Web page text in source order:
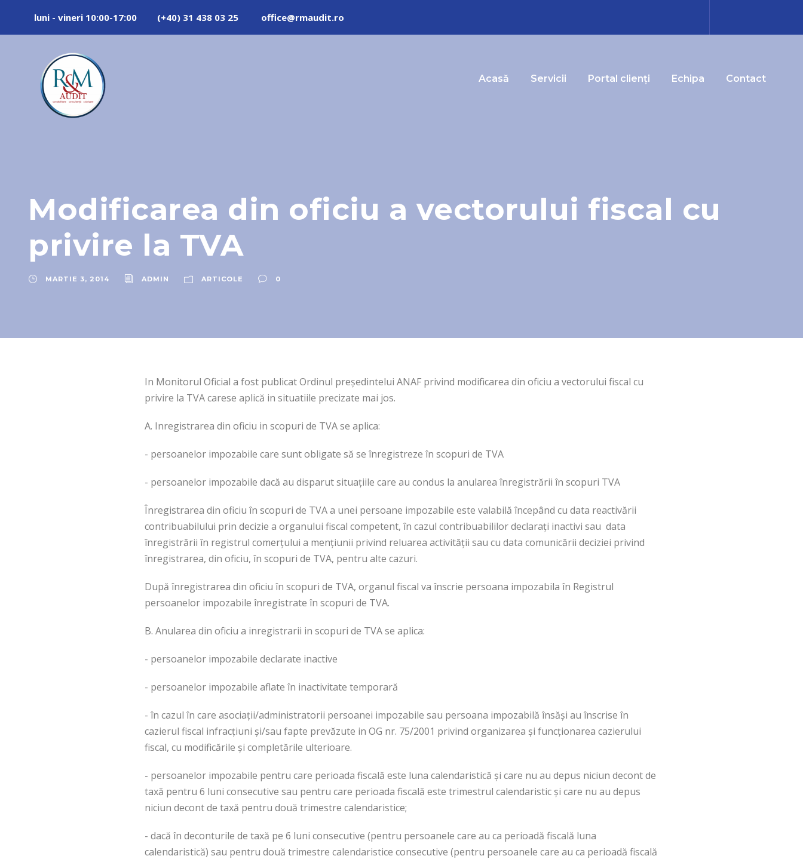
luni - vineri 10:00-17:00 (+40) 31 438 03 25 office@rmaudit.ro
Acasă Servicii Portal clienți Echipa Contact
Modificarea din oficiu a vectorului fiscal cu
privire la TVA
MARTIE 3, 2014 ADMIN ARTICOLE 0
In Monitorul Oficial a fost publicat Ordinul preşedintelui ANAF privind modificarea din oficiu a vectorului fiscal cu
privire la TVA carese aplică in situatiile precizate mai jos.
A. Inregistrarea din oficiu in scopuri de TVA se aplica:
- persoanelor impozabile care sunt obligate să se înregistreze în scopuri de TVA
- persoanelor impozabile dacă au disparut situaţiile care au condus la anularea înregistrării în scopuri TVA
Înregistrarea din oficiu în scopuri de TVA a unei persoane impozabile este valabilă începând cu data reactivării
contribuabilului prin decizie a organului fiscal competent, în cazul contribuabililor declaraţi inactivi sau data
înregistrării în registrul comerţului a menţiunii privind reluarea activităţii sau cu data comunicării deciziei privind
înregistrarea, din oficiu, în scopuri de TVA, pentru alte cazuri.
După înregistrarea din oficiu în scopuri de TVA, organul fiscal va înscrie persoana impozabila în Registrul
persoanelor impozabile înregistrate în scopuri de TVA.
B. Anularea din oficiu a inregistrarii in scopuri de TVA se aplica:
- persoanelor impozabile declarate inactive
- persoanelor impozabile aflate în inactivitate temporară
- în cazul în care asociaţii/administratorii persoanei impozabile sau persoana impozabilă însăşi au înscrise în
cazierul fiscal infracţiuni şi/sau fapte prevăzute in OG nr. 75/2001 privind organizarea şi funcţionarea cazierului
fiscal, cu modificările şi completările ulterioare.
- persoanelor impozabile pentru care perioada fiscală este luna calendaristică şi care nu au depus niciun decont de
taxă pentru 6 luni consecutive sau pentru care perioada fiscală este trimestrul calendaristic şi care nu au depus
niciun decont de taxă pentru două trimestre calendaristice;
- dacă în deconturile de taxă pe 6 luni consecutive (pentru persoanele care au ca perioadă fiscală luna
calendaristică) sau pentru două trimestre calendaristice consecutive (pentru persoanele care au ca perioadă fiscală